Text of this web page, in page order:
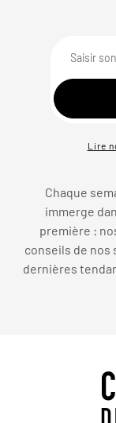
Lire
Chaque
immerge
première :
conseils de nos
dernières